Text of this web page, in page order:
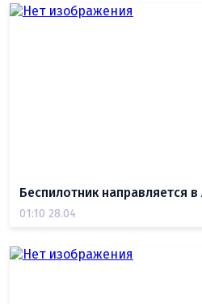
Беспилотник направляется
01:10 28.04